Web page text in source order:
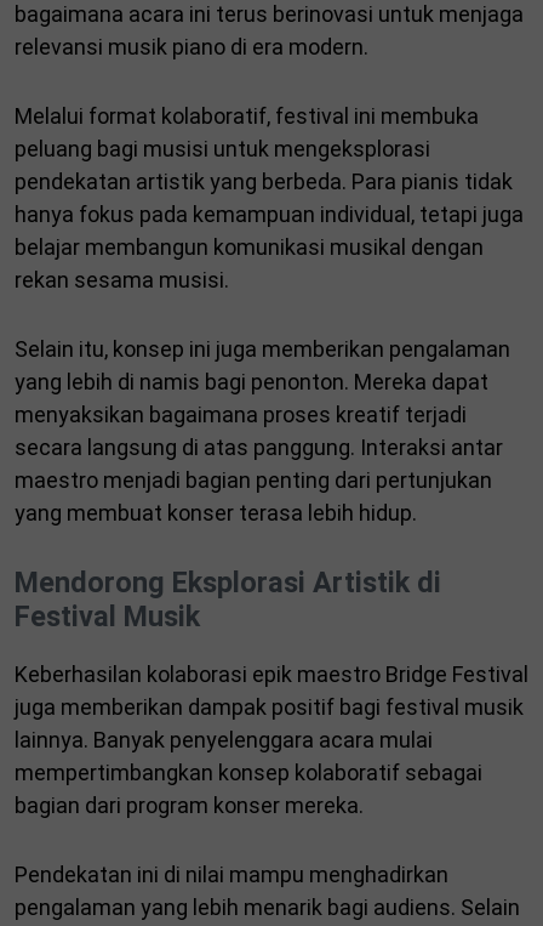
bagaimana acara ini terus berinovasi untuk menjaga
relevansi musik piano di era modern.
Melalui format kolaboratif, festival ini membuka
peluang bagi musisi untuk mengeksplorasi
pendekatan artistik yang berbeda. Para pianis tidak
hanya fokus pada kemampuan individual, tetapi juga
belajar membangun komunikasi musikal dengan
rekan sesama musisi.
Selain itu, konsep ini juga memberikan pengalaman
yang lebih di namis bagi penonton. Mereka dapat
menyaksikan bagaimana proses kreatif terjadi
secara langsung di atas panggung. Interaksi antar
maestro menjadi bagian penting dari pertunjukan
yang membuat konser terasa lebih hidup.
Mendorong Eksplorasi Artistik di
Festival Musik
Keberhasilan kolaborasi epik maestro Bridge Festival
juga memberikan dampak positif bagi festival musik
lainnya. Banyak penyelenggara acara mulai
mempertimbangkan konsep kolaboratif sebagai
bagian dari program konser mereka.
Pendekatan ini di nilai mampu menghadirkan
pengalaman yang lebih menarik bagi audiens. Selain